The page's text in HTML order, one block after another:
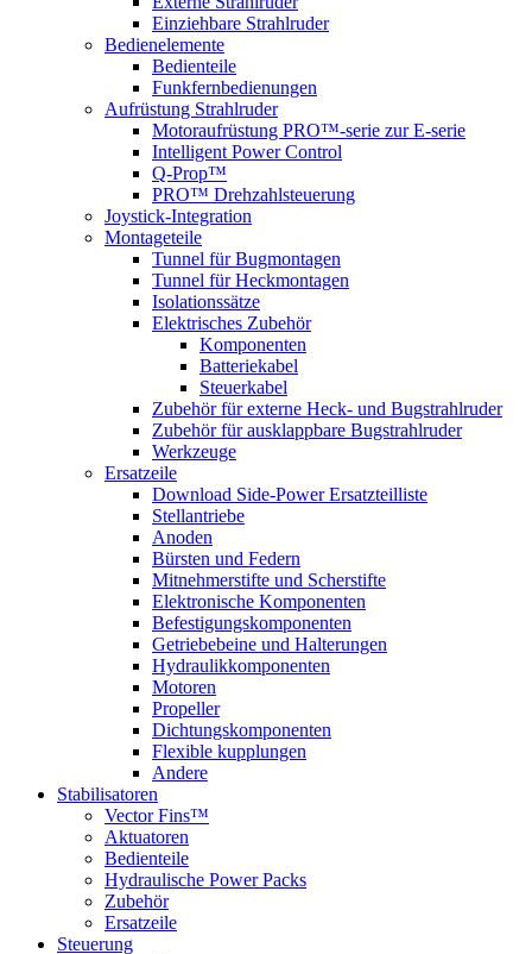
Einziehbare Strahlruder
Bedienelemente
Bedienteile
Funkfernbedienungen
Aufrüstung Strahlruder
Motoraufrüstung PRO™-serie zur E-serie
Intelligent Power Control
Q-Prop™
PRO™ Drehzahlsteuerung
Joystick-Integration
Montageteile
Tunnel für Bugmontagen
Tunnel für Heckmontagen
Isolationssätze
Elektrisches Zubehör
Komponenten
Batteriekabel
Steuerkabel
Zubehör für externe Heck- und Bugstrahlruder
Zubehör für ausklappbare Bugstrahlruder
Werkzeuge
Ersatzeile
Download Side-Power Ersatzteilliste
Stellantriebe
Anoden
Bürsten und Federn
Mitnehmerstifte und Scherstifte
Elektronische Komponenten
Befestigungskomponenten
Getriebebeine und Halterungen
Hydraulikkomponenten
Motoren
Propeller
Dichtungskomponenten
Flexible kupplungen
Andere
Stabilisatoren
Vector Fins™
Aktuatoren
Bedienteile
Hydraulische Power Packs
Zubehör
Ersatzeile
Steuerung